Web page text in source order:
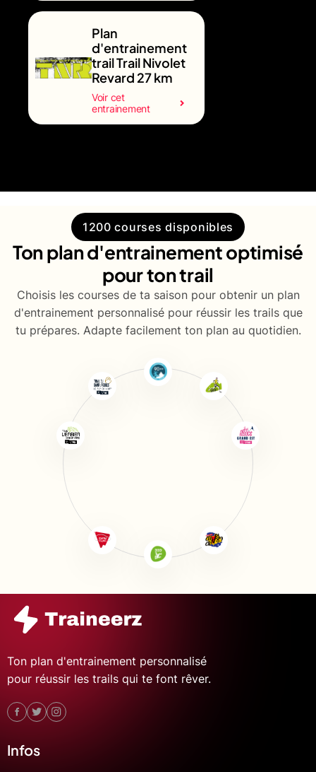
Plan
d'entrainement
trail Trail Nivolet
Revard 27 km
Voir cet
entrainement
1200 courses disponibles
Ton plan d'entrainement optimisé
pour ton trail
Choisis les courses de ta saison pour obtenir un plan
d'entrainement personnalisé pour réussir les trails que
tu prépares. Adapte facilement ton plan au quotidien.
Ton plan d'entrainement personnalisé
pour réussir les trails qui te font rêver.
Infos